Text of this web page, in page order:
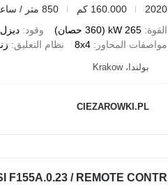
2020
160.000 كم 850 متر / ساعة
القوة 265 kW (360 حصان) وقود
مواصفات المحاور
8x4 نظام التعليق
بولندا، Krakow
CIEZAROWKI.PL
/ REMOTE CONTR